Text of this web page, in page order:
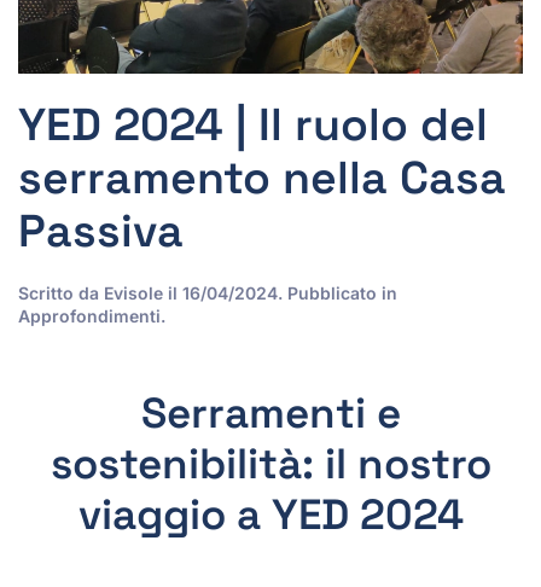
YED 2024 | Il ruolo del
serramento nella Casa
Passiva
Scritto da Evisole il 16/04/2024. Pubblicato in
Approfondimenti.
Serramenti e
sostenibilità: il nostro
viaggio a YED 2024